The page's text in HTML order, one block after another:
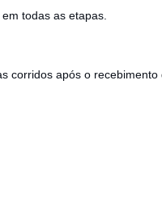
todas as etapas.
corridos após o